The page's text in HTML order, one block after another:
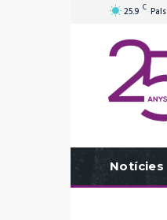
25.9 C Pals
Notícies